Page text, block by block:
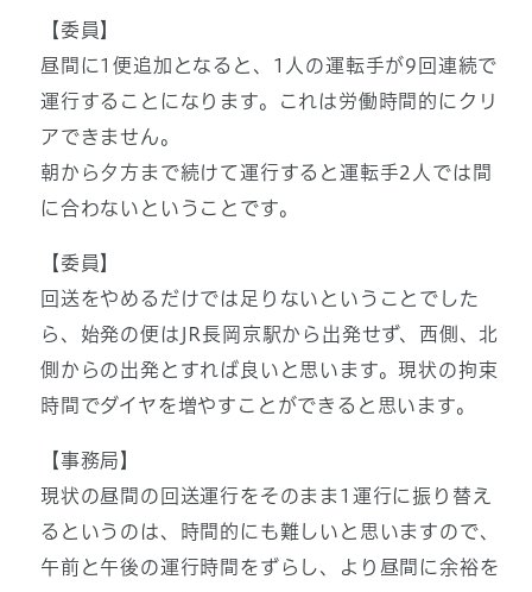
【委員】
昼間に1便追加となると、1人の運転手が9回連続で
運行することになります。これは労働時間的にクリ
アできません。
朝から夕方まで続けて運行すると運転手2人では間
に合わないということです。
【委員】
回送をやめるだけでは足りないということでした
ら、始発の便はJR長岡京駅から出発せず、西側、北
側からの出発とすれば良いと思います。現状の拘束
時間でダイヤを増やすことができると思います。
【事務局】
現状の昼間の回送運行をそのまま1運行に振り替え
るというのは、時間的にも難しいと思いますので、
午前と午後の運行時間をずらし、より昼間に余裕を